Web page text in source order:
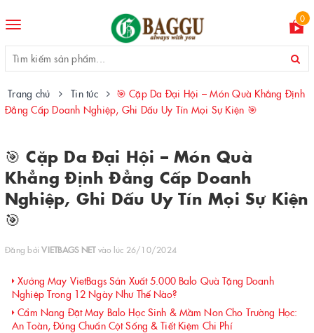
Toggle
0
Trang chủ Tin tức
🎯 Cặp Da Đại Hội – Món Quà Khẳng Định
Đẳng Cấp Doanh Nghiệp, Ghi Dấu Uy Tín Mọi Sự Kiện 🎯
🎯 Cặp Da Đại Hội – Món Quà
Khẳng Định Đẳng Cấp Doanh
Nghiệp, Ghi Dấu Uy Tín Mọi Sự Kiện
🎯
Đăng bởiVIETBAGS NETvào lúc 26/10/2024
Xưởng May VietBags Sản Xuất 5.000 Balo Quà Tặng Doanh
Nghiệp Trong 12 Ngày Như Thế Nào?
Cẩm Nang Đặt May Balo Học Sinh & Mầm Non Cho Trường Học:
An Toàn, Đúng Chuẩn Cột Sống & Tiết Kiệm Chi Phí